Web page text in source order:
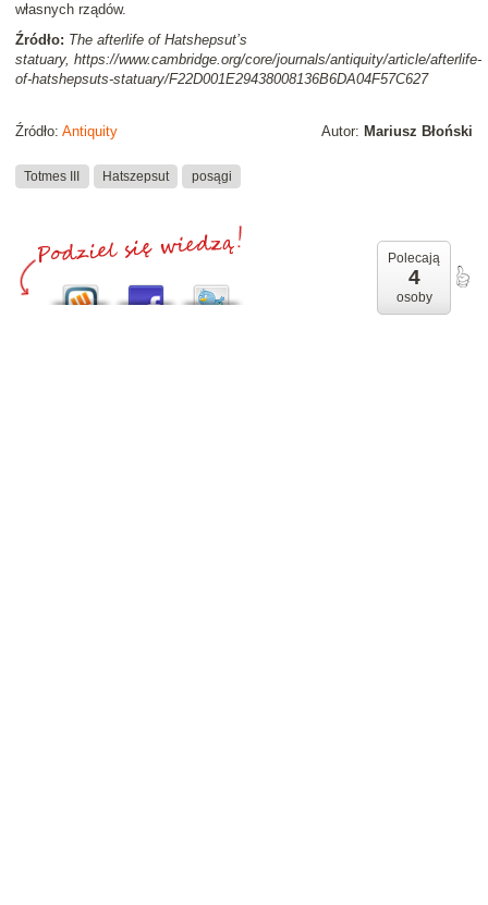
własnych rządów.
Źródło: The afterlife of Hatshepsut’s
statuary, https://www.cambridge.org/core/journals/antiquity/article/afterlife-
of-hatshepsuts-statuary/F22D001E29438008136B6DA04F57C627
Autor: Mariusz Błoński
Źródło: Antiquity
Totmes III Hatszepsut posągi
Polecają
4
osoby